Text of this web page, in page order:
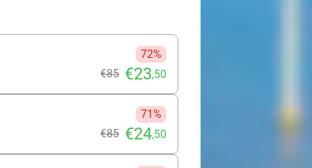
voor jou in petto?
72%
€85 €23,50
71%
€85 €24,50